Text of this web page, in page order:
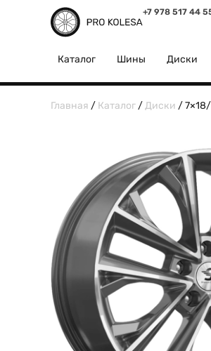
+7 978 517 44
Каталог Шины Диски
Главная / Каталог /Диски / 7×18/